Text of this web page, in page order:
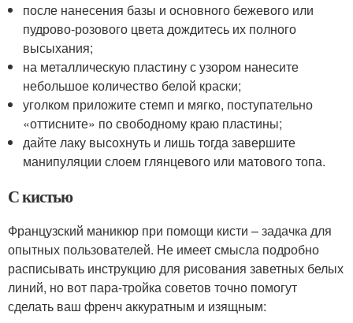
после нанесения базы и основного бежевого или
пудрово-розового цвета дождитесь их полного
высыхания;
на металлическую пластину с узором нанесите
небольшое количество белой краски;
уголком приложите стемп и мягко, поступательно
«оттисните» по свободному краю пластины;
дайте лаку высохнуть и лишь тогда завершите
манипуляции слоем глянцевого или матового топа.
С кистью
Французский маникюр при помощи кисти – задачка для
опытных пользователей. Не имеет смысла подробно
расписывать инструкцию для рисования заветных белых
линий, но вот пара-тройка советов точно помогут
сделать ваш френч аккуратным и изящным: